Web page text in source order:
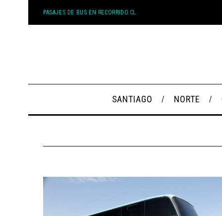
PASAJES DE BUS EN RECORRIDO.CL
SANTIAGO NORTE